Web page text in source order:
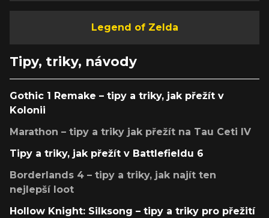
Legend of Zelda
Tipy, triky, návody
Gothic 1 Remake – tipy a triky, jak přežít v
Kolonii
Marathon – tipy a triky jak přežít na Tau Ceti IV
Tipy a triky, jak přežít v Battlefieldu 6
Borderlands 4 – tipy a triky, jak najít ten
nejlepší loot
Hollow Knight: Silksong – tipy a triky pro přežití